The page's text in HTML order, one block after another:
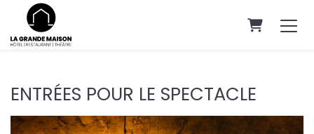
PANIER
ENTRÉES POUR LE SPECTACLE